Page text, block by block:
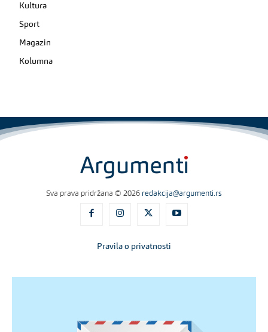
Kultura
Sport
Magazin
Kolumna
Sva prava pridržana © 2026 redakcija@argumenti.rs
Pravila o privatnosti